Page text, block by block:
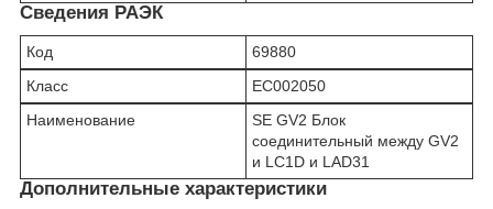
Сведения РАЭК
Код
69880
Класс
EC002050
Наименование
SE GV2 Блок
соединительный между GV2
и LC1D и LAD31
Дополнительные характеристики